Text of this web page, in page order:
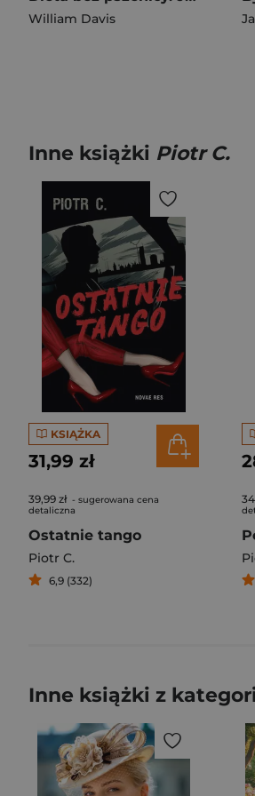
William Davis
Inne książki Piotr C.
KSIĄŻKA
31,99 zł
39,99 zł - sugerowana cena
detaliczna
Ostatnie tango
Piotr C.
6,9 (332)
Inne książki z